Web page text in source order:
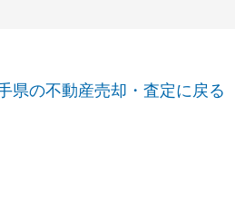
県の不動産売却・査定に戻る